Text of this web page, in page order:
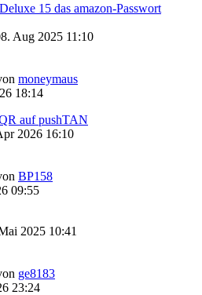
15 das amazon-Passwort
Aug 2025 11:10
moneymaus
18:14
auf pushTAN
2026 16:10
BP158
09:55
2025 10:41
ge8183
23:24